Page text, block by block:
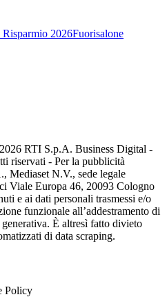
Risparmio 2026Fuorisalone
2026 RTI S.p.A. Business Digital -
riservati - Per la pubblicità
Mediaset N.V., sede legale
Viale Europa 46, 20093 Cologno
e ai dati personali trasmessi e/o
funzionale all’addestramento di
È altresì fatto divieto
di data scraping.
Policy